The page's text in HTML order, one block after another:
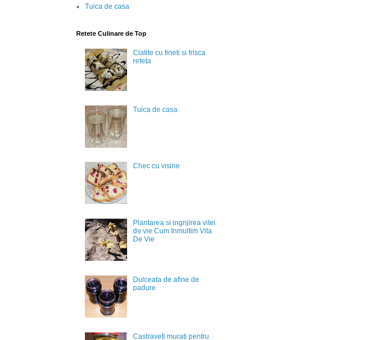
Tuica de casa
Retete Culinare de Top
Clatite cu fineti si frisca
reteta
Tuica de casa
Chec cu visine
Plantarea si ingrijirea vitei
de vie Cum Inmultim Vita
De Vie
Dulceata de afine de
padure
Castraveti murati pentru